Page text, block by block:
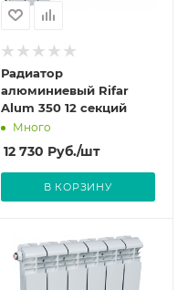
Радиатор
алюминиевый Rifar
Alum 350 12 секций
Много
12 730 Руб./шт
В КОРЗИНУ